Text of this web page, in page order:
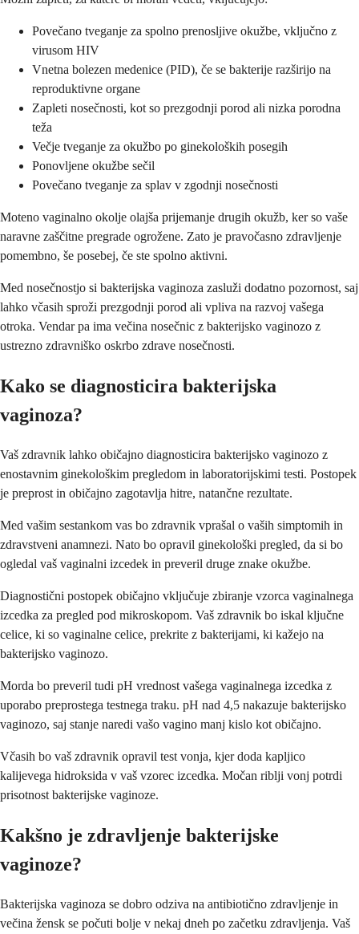
Povečano tveganje za spolno prenosljive okužbe, vključno z
virusom HIV
Vnetna bolezen medenice (PID), če se bakterije razširijo na
reproduktivne organe
Zapleti nosečnosti, kot so prezgodnji porod ali nizka porodna
teža
Večje tveganje za okužbo po ginekoloških posegih
Ponovljene okužbe sečil
Povečano tveganje za splav v zgodnji nosečnosti
Moteno vaginalno okolje olajša prijemanje drugih okužb, ker so vaše
naravne zaščitne pregrade ogrožene. Zato je pravočasno zdravljenje
pomembno, še posebej, če ste spolno aktivni.
Med nosečnostjo si bakterijska vaginoza zasluži dodatno pozornost, saj
lahko včasih sproži prezgodnji porod ali vpliva na razvoj vašega
otroka. Vendar pa ima večina nosečnic z bakterijsko vaginozo z
ustrezno zdravniško oskrbo zdrave nosečnosti.
Kako se diagnosticira bakterijska
vaginoza?
Vaš zdravnik lahko običajno diagnosticira bakterijsko vaginozo z
enostavnim ginekološkim pregledom in laboratorijskimi testi. Postopek
je preprost in običajno zagotavlja hitre, natančne rezultate.
Med vašim sestankom vas bo zdravnik vprašal o vaših simptomih in
zdravstveni anamnezi. Nato bo opravil ginekološki pregled, da si bo
ogledal vaš vaginalni izcedek in preveril druge znake okužbe.
Diagnostični postopek običajno vključuje zbiranje vzorca vaginalnega
izcedka za pregled pod mikroskopom. Vaš zdravnik bo iskal ključne
celice, ki so vaginalne celice, prekrite z bakterijami, ki kažejo na
bakterijsko vaginozo.
Morda bo preveril tudi pH vrednost vašega vaginalnega izcedka z
uporabo preprostega testnega traku. pH nad 4,5 nakazuje bakterijsko
vaginozo, saj stanje naredi vašo vagino manj kislo kot običajno.
Včasih bo vaš zdravnik opravil test vonja, kjer doda kapljico
kalijevega hidroksida v vaš vzorec izcedka. Močan riblji vonj potrdi
prisotnost bakterijske vaginoze.
Kakšno je zdravljenje bakterijske
vaginoze?
Bakterijska vaginoza se dobro odziva na antibiotično zdravljenje in
večina žensk se počuti bolje v nekaj dneh po začetku zdravljenja. Vaš